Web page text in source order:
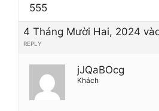
555
4 Tháng Mười Hai, 2024
REPLY
jJQaBOcg
Khách